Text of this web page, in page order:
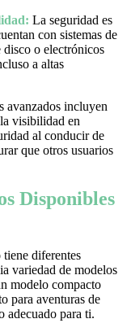
La seguridad es
con sistemas de
disco o electrónicos
a altas
avanzados incluyen
visibilidad en
al conducir de
que otros usuarios
Disponibles
diferentes
variedad de modelos
modelo compacto
para aventuras de
adecuado para ti.